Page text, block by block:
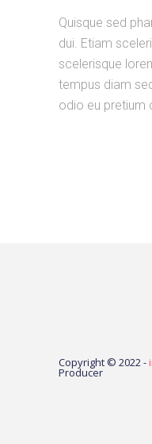
Quisque sed
dui. Etiam
scelerisque
tempus diam
odio eu pretium
Copyright © 2022 -
Producer